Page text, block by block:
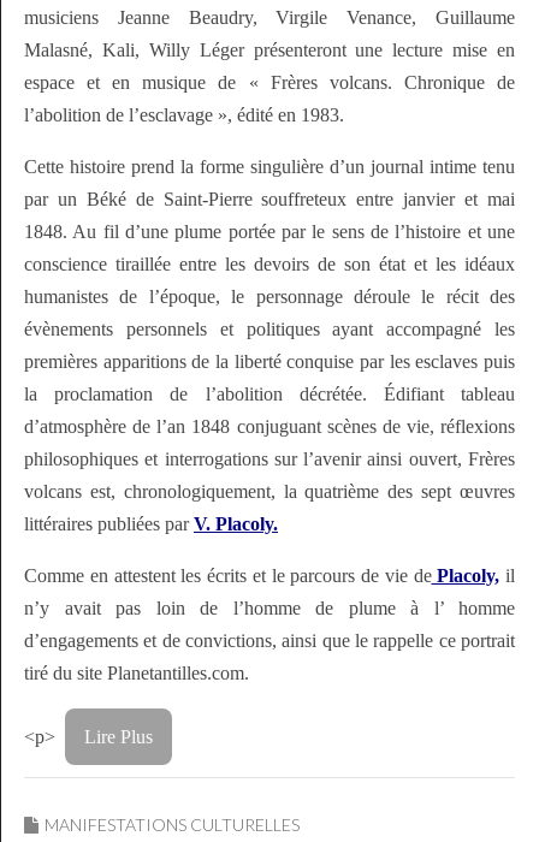
musiciens Jeanne Beaudry, Virgile Venance, Guillaume
Malasné, Kali, Willy Léger présenteront une lecture mise en
espace et en musique de « Frères volcans. Chronique de
l’abolition de l’esclavage », édité en 1983.
Cette histoire prend la forme singulière d’un journal intime tenu
par un Béké de Saint-Pierre souffreteux entre janvier et mai
1848. Au fil d’une plume portée par le sens de l’histoire et une
conscience tiraillée entre les devoirs de son état et les idéaux
humanistes de l’époque, le personnage déroule le récit des
évènements personnels et politiques ayant accompagné les
premières apparitions de la liberté conquise par les esclaves puis
la proclamation de l’abolition décrétée. Édifiant tableau
d’atmosphère de l’an 1848 conjuguant scènes de vie, réflexions
philosophiques et interrogations sur l’avenir ainsi ouvert, Frères
volcans est, chronologiquement, la quatrième des sept œuvres
littéraires publiées parV. Placoly.
Comme en attestent les écrits et le parcours de vie dePlacoly, il
n’y avait pas loin de l’homme de plume à l’ homme
d’engagements et de convictions, ainsi que le rappelle ce portrait
tiré du site Planetantilles.com.
<p> Lire Plus
MANIFESTATIONS CULTURELLES